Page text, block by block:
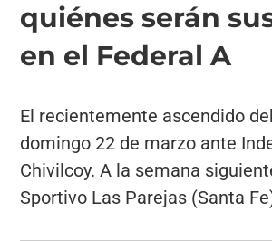
quiénes serán
en el Federal A
El recientemente ascendido
domingo 22 de marzo ante
Chivilcoy. A la semana
Sportivo Las Parejas (Santa